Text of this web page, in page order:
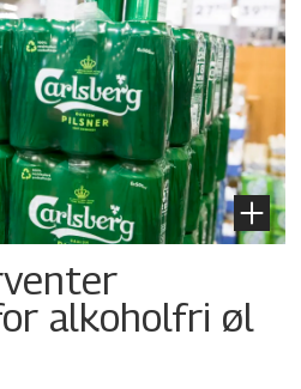
alkoholfri øl